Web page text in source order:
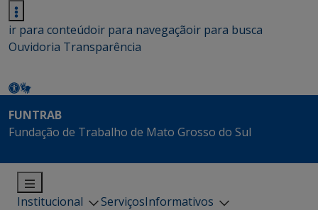
ir para conteúdoir para navegaçãoir para busca
Ouvidoria Transparência
FUNTRAB
Fundação de Trabalho de Mato Grosso do Sul
Institucional ServiçosInformativos